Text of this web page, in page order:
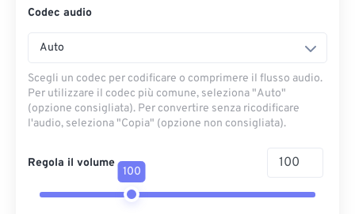
Codec audio
Auto
Scegli un codec per codificare o comprimere il flusso audio.
Per utilizzare il codec più comune, seleziona "Auto"
(opzione consigliata). Per convertire senza ricodificare
l'audio, seleziona "Copia" (opzione non consigliata).
Regola il volume
100